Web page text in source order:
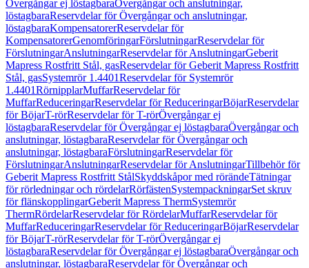
Övergångar ej löstagbaraÖvergångar och anslutningar,
löstagbaraReservdelar för Övergångar och anslutningar,
löstagbaraKompensatorerReservdelar för
KompensatorerGenomföringarFörslutningarReservdelar för
FörslutningarAnslutningarReservdelar för AnslutningarGeberit
Mapress Rostfritt Stål, gasReservdelar för Geberit Mapress Rostfritt
Stål, gasSystemrör 1.4401Reservdelar för Systemrör
1.4401RörnipplarMuffarReservdelar för
MuffarReduceringarReservdelar för ReduceringarBöjarReservdelar
för BöjarT-rörReservdelar för T-rörÖvergångar ej
löstagbaraReservdelar för Övergångar ej löstagbaraÖvergångar och
anslutningar, löstagbaraReservdelar för Övergångar och
anslutningar, löstagbaraFörslutningarReservdelar för
FörslutningarAnslutningarReservdelar för AnslutningarTillbehör för
Geberit Mapress Rostfritt StålSkyddskåpor med rörändeTätningar
för rörledningar och rördelarRörfästenSystempackningarSet skruv
för flänskopplingarGeberit Mapress ThermSystemrör
ThermRördelarReservdelar för RördelarMuffarReservdelar för
MuffarReduceringarReservdelar för ReduceringarBöjarReservdelar
för BöjarT-rörReservdelar för T-rörÖvergångar ej
löstagbaraReservdelar för Övergångar ej löstagbaraÖvergångar och
anslutningar, löstagbaraReservdelar för Övergångar och